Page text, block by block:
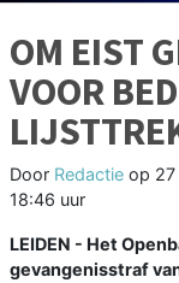
OM EIST
VOOR
Door Redactie op
18:46 uur
LEIDEN - Het
gevangenisstraf